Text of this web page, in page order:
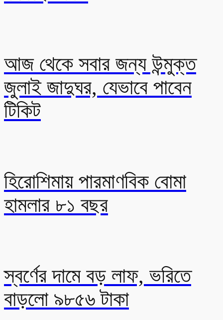
আজ থেকে সবার জন্য উন্মুক্ত
জুলাই জাদুঘর, যেভাবে পাবেন
টিকিট
হিরোশিমায় পারমাণবিক বোমা
হামলার ৮১ বছর
স্বর্ণের দামে বড় লাফ, ভরিতে
বাড়লো ৯৮৫৬ টাকা